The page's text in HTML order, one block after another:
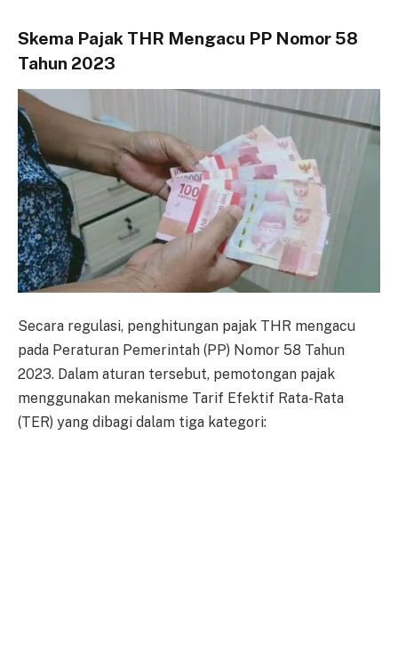
Skema Pajak THR Mengacu PP Nomor 58
Tahun 2023
Secara regulasi, penghitungan pajak THR mengacu
pada Peraturan Pemerintah (PP) Nomor 58 Tahun
2023. Dalam aturan tersebut, pemotongan pajak
menggunakan mekanisme Tarif Efektif Rata-Rata
(TER) yang dibagi dalam tiga kategori: